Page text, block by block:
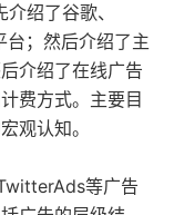
绍了谷歌、
；然后介绍了主
介绍了在线广告
费方式。主要目
观认知。
等广告